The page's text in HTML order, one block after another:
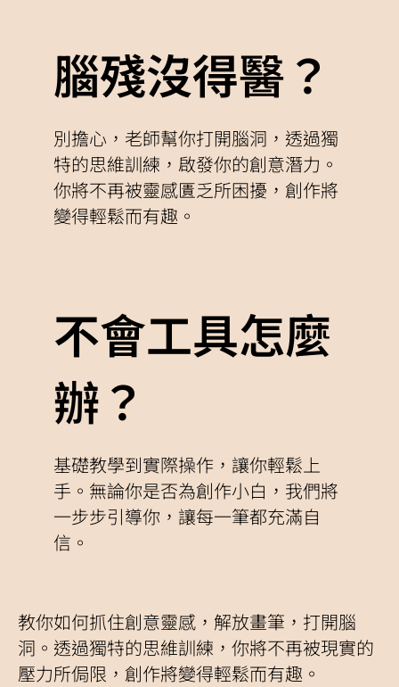
腦殘沒得醫？
別擔心，老師幫你打開腦洞，透過獨
特的思維訓練，啟發你的創意潛力。
你將不再被靈感匱乏所困擾，創作將
變得輕鬆而有趣。
不會工具怎麼
辦？
基礎教學到實際操作，讓你輕鬆上
手。無論你是否為創作小白，我們將
一步步引導你，讓每一筆都充滿自
信。
教你如何抓住創意靈感，解放畫筆，打開腦
洞。透過獨特的思維訓練，你將不再被現實的
壓力所侷限，創作將變得輕鬆而有趣。